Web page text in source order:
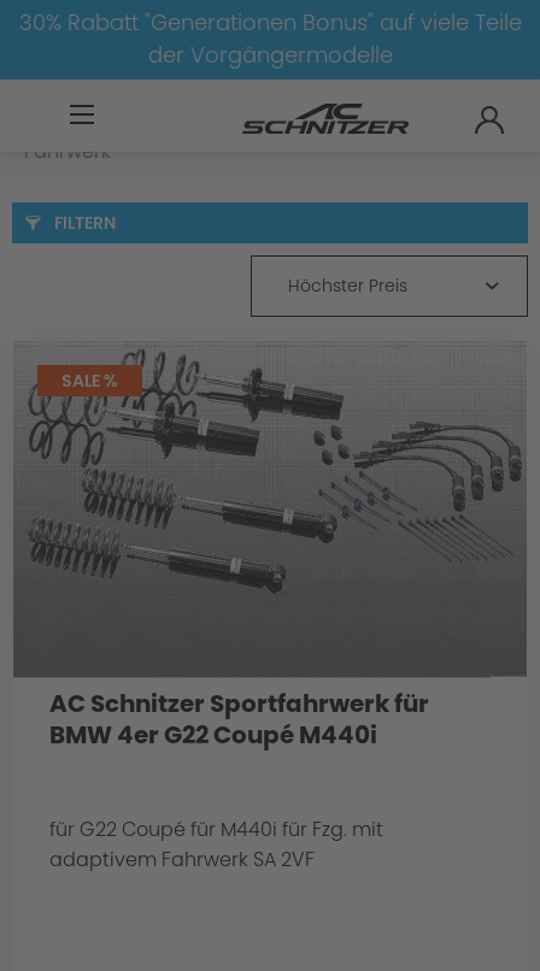
30% Rabatt "Generationen Bonus" auf viele Teile
der Vorgängermodelle
4er-G22/G23
Fahrwerk
FILTERN
Höchster Preis
SALE %
AC Schnitzer Sportfahrwerk für
BMW 4er G22 Coupé M440i
für G22 Coupé für M440i für Fzg. mit
adaptivem Fahrwerk SA 2VF